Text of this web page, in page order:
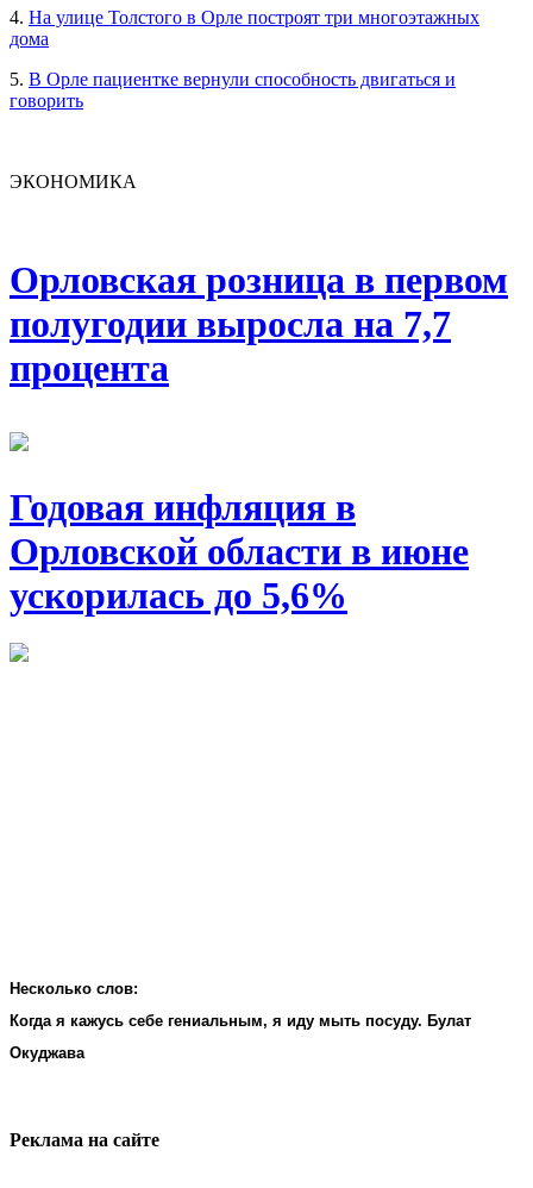
4. На улице Толстого в Орле построят три многоэтажных
дома
5. В Орле пациентке вернули способность двигаться и
говорить
ЭКОНОМИКА
Орловская розница в первом
полугодии выросла на 7,7
процента
Годовая инфляция в
Орловской области в июне
ускорилась до 5,6%
Несколько слов:
Когда я кажусь себе гениальным, я иду мыть посуду. Булат
Окуджава
Реклама на cайте